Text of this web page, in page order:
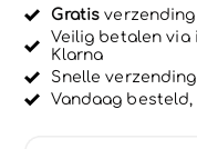
i
5
en
-
Gratis verzending
Veilig betalen via
Klarna
Snelle
Vandaag